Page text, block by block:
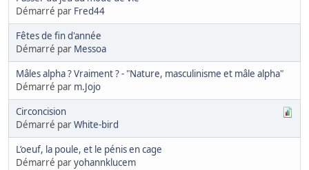
Démarré par Fred44
Fêtes de fin d'année
Démarré par Messoa
Mâles alpha ? Vraiment ? - "Nature, masculinisme et mâle alpha"
Démarré par m.Jojo
Circoncision
Démarré parWhite-bird
L’oeuf, la poule, et le pénis en cage
Démarré paryohannklucem